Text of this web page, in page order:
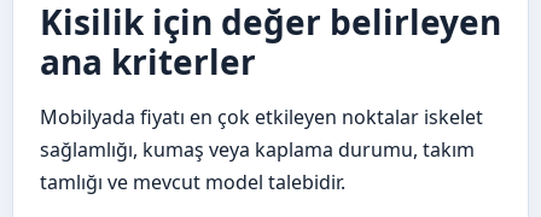
Kisilik için değer belirleyen
ana kriterler
Mobilyada fiyatı en çok etkileyen noktalar iskelet
sağlamlığı, kumaş veya kaplama durumu, takım
tamlığı ve mevcut model talebidir.